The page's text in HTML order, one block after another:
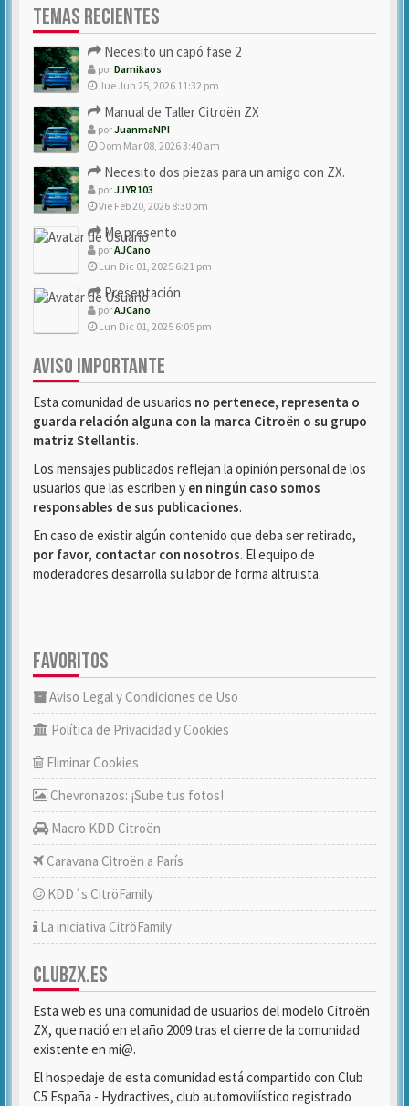
TEMAS RECIENTES
Necesito un capó fase 2
porDamikaos
Jue Jun 25, 2026 11:32 pm
Manual de Taller Citroën ZX
porJuanmaNPI
Dom Mar 08, 2026 3:40 am
Necesito dos piezas para un amigo con ZX.
porJJYR103
Vie Feb 20, 2026 8:30 pm
Me presento
porAJCano
Lun Dic 01, 2025 6:21 pm
Presentación
porAJCano
Lun Dic 01, 2025 6:05 pm
AVISO IMPORTANTE
Esta comunidad de usuarios no pertenece, representa o
guarda relación alguna con la marca Citroën o su grupo
matriz Stellantis.
Los mensajes publicados reflejan la opinión personal de los
usuarios que las escriben y en ningún caso somos
responsables de sus publicaciones.
En caso de existir algún contenido que deba ser retirado,
por favor, contactar con nosotros. El equipo de
moderadores desarrolla su labor de forma altruista.
FAVORITOS
Aviso Legal y Condiciones de Uso
Política de Privacidad y Cookies
Eliminar Cookies
Chevronazos: ¡Sube tus fotos!
Macro KDD Citroën
Caravana Citroën a París
KDD´s CitröFamily
La iniciativa CitröFamily
CLUBZX.ES
Esta web es una comunidad de usuarios del modelo Citroën
ZX, que nació en el año 2009 tras el cierre de la comunidad
existente en mi@.
El hospedaje de esta comunidad está compartido con Club
C5 España - Hydractives, club automovilístico registrado